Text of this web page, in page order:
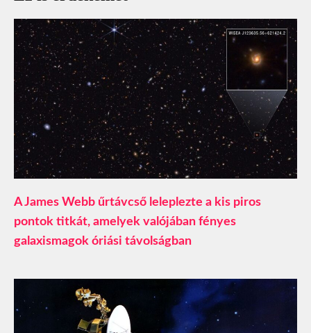
A James Webb űrtávcső leleplezte a kis piros
pontok titkát, amelyek valójában fényes
galaxismagok óriási távolságban